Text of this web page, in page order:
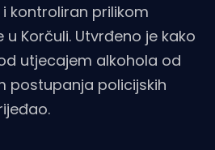
kontroliran prilikom
Korčuli. Utvrđeno je kako
utjecajem alkohola od
postupanja policijskih